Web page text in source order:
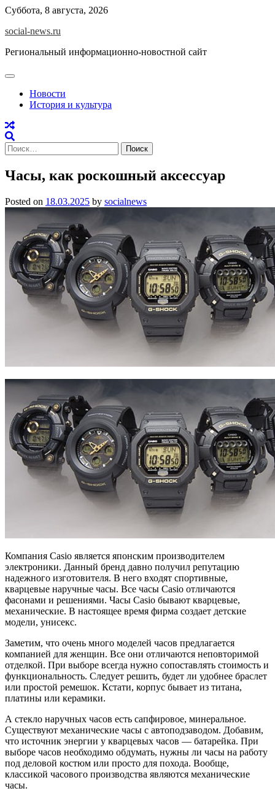
Skip
content
Суббота, 8 августа, 2026
social-news.ru
Региональный информационно-новостной сайт
Новости
История и культура
Найти:
Часы, как роскошный аксессуар
Posted on 18.03.2025 by socialnews
Компания Casio является японским производителем
электроники. Данный бренд давно получил репутацию
надежного изготовителя. В него входят спортивные,
кварцевые наручные часы. Все часы Casio отличаются
фасонами и решениями. Часы Casio бывают кварцевые,
механические. В настоящее время фирма создает детские
модели, унисекс.
Заметим, что очень много моделей часов предлагается
компанией для женщин. Все они отличаются неповторимой
отделкой. При выборе всегда нужно сопоставлять стоимость и
функциональность. Следует решить, будет ли удобнее браслет
или простой ремешок. Кстати, корпус бывает из титана,
платины или керамики.
А стекло наручных часов есть сапфировое, минеральное.
Существуют механические часы с автоподзаводом. Добавим,
что источник энергии у кварцевых часов — батарейка. При
выборе часов необходимо обдумать, нужны ли часы на работу
под деловой костюм или просто для похода. Вообще,
классикой часового производства являются механические
часы.